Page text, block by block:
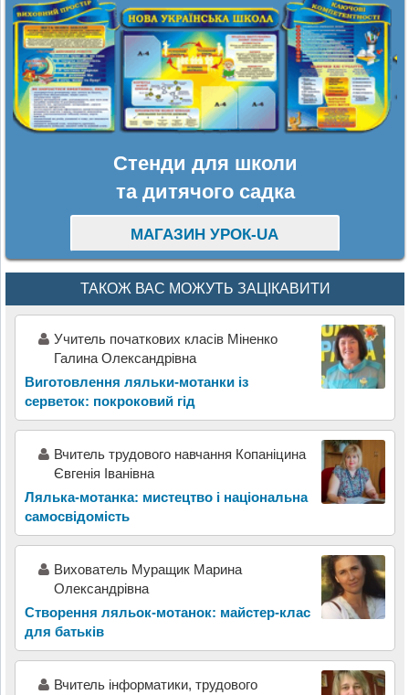
Стенди для школи
та дитячого садка
МАГАЗИН УРОК-UA
ТАКОЖ ВАС МОЖУТЬ ЗАЦІКАВИТИ
Учитель початкових класів Міненко
Галина Олександрівна
Виготовлення ляльки-мотанки із
серветок: покроковий гід
Вчитель трудового навчання Копаніцина
Євгенія Іванівна
Лялька-мотанка: мистецтво і національна
самосвідомість
Вихователь Муращик Марина
Олександрівна
Створення ляльок-мотанок: майстер-клас
для батьків
Вчитель інформатики, трудового